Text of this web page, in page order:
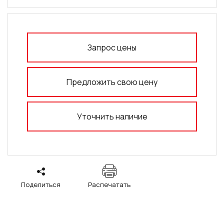
Запрос цены
Предложить свою цену
Уточнить наличие
Поделиться Распечатать